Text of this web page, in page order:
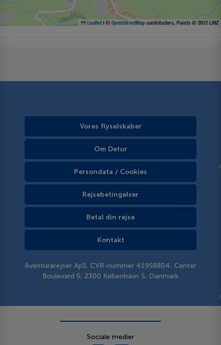
Leaflet | © OpenStreetMap contributors, Points © 2012 LINZ
Vores flyselskaber
Om Detur
Persondata / Cookies
Rejsebetingelser
Betal din rejse
Kontakt
Aventurarejser ApS, CVR-nummer 41958804, Center
Boulevard 5, 2300 København S, Danmark
Sociale medier